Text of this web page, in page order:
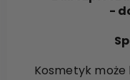
-
Kosmetyk